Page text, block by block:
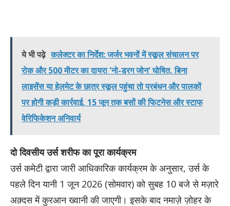
ये भी पढ़े कलेक्टर का निर्देश: जर्जर भवनों में स्कूल संचालन पर
रोक और 500 मीटर का दायरा 'नो-ड्रग जोन' घोषित, बिना
लाइसेंस या हेलमेट के छात्र स्कूल पहुंचा तो प्रबंधन और पालकों
पर होगी कड़ी कार्रवाई, 15 जून तक बसों की फिटनेस और स्टाफ
वेरिफिकेशन अनिवार्य
दो दिवसीय उर्स शरीफ का पूरा कार्यक्रम
उर्स कमेटी द्वारा जारी आधिकारिक कार्यक्रम के अनुसार, उर्स के
पहले दिन यानी 1 जून 2026 (सोमवार) को सुबह 10 बजे से मज़ारे
अक़्दस में कुरआन ख्वानी की जाएगी। इसके बाद नमाज़े ज़ोहर के